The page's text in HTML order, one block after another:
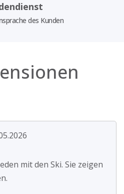
des Kunden
mit den Ski. Sie zeigen